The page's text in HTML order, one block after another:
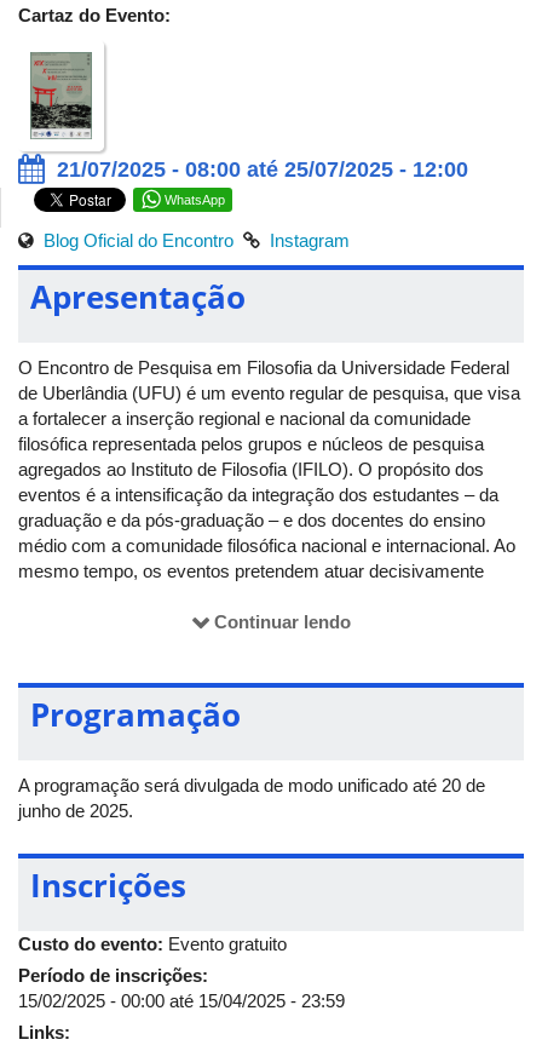
Cartaz do Evento:
21/07/2025 - 08:00 até 25/07/2025 - 12:00
WhatsApp
Blog Oficial do Encontro Instagram
Apresentação
O Encontro de Pesquisa em Filosofia da Universidade Federal
de Uberlândia (UFU) é um evento regular de pesquisa, que visa
a fortalecer a inserção regional e nacional da comunidade
filosófica representada pelos grupos e núcleos de pesquisa
agregados ao Instituto de Filosofia (IFILO). O propósito dos
eventos é a intensificação da integração dos estudantes – da
graduação e da pós-graduação – e dos docentes do ensino
médio com a comunidade filosófica nacional e internacional. Ao
mesmo tempo, os eventos pretendem atuar decisivamente
seus trabalhos e adquiram, por esse meio, um pouco da prática
ampliado e se tornado uma mostra significativa do diversificado
e consistente trabalho de pesquisa dos estudantes.
ocorrerá entre os dias 21 e 25 de julho, nos Auditórios dos
blocos 50 e 5S do Campus Santa Mônica. O evento terá como
com o objetivo de refletir sobre os impactos históricos, éticos,
filosóficos e culturais, em alusão aos 80 anos da destruição
desastres nucleares – um silêncio que ecoa até hoje como
memória, dor e alerta para a humanidade.
Continuar lendo
Programação
A programação será divulgada de modo unificado até 20 de
junho de 2025.
Inscrições
Custo do evento: Evento gratuito
Período de inscrições:
15/02/2025 - 00:00 até 15/04/2025 - 23:59
Links: